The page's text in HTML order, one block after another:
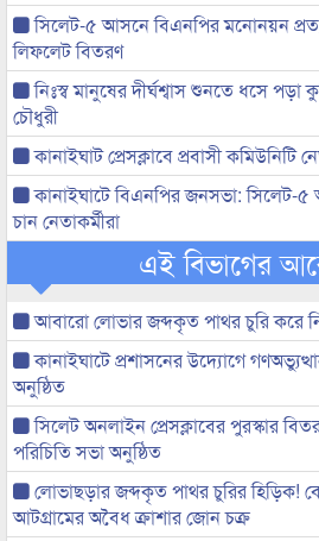
সিলেট-৫ আসনে বিএনপির মনোনয়ন
লিফলেট বিতরণ
নিঃস্ব মানুষের দীর্ঘশ্বাস শুনতে ধসে পড়া
চৌধুরী
কানাইঘাট প্রেসক্লাবে প্রবাসী কমিউনিটি
কানাইঘাটে বিএনপির জনসভা: সিলেট-৫
চান নেতাকর্মীরা
এই বিভাগের
আবারো লোভার জব্দকৃত পাথর চুরি করে
কানাইঘাটে প্রশাসনের উদ্যোগে
অনুষ্ঠিত
সিলেট অনলাইন প্রেসক্লাবের পুরস্কার
পরিচিতি সভা অনুষ্ঠিত
লোভাছড়ার জব্দকৃত পাথর চুরির হিড়িক!
আটগ্রামের অবৈধ ক্রাশার জোন চক্র